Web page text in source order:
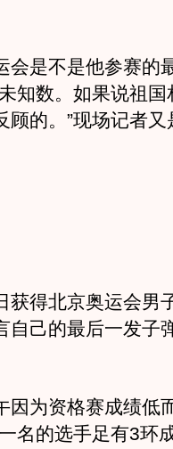
是不是他参赛的
知数。如果说祖
顾的。”现场记者
得北京奥运会男
自己的最后一发子
为资格赛成绩低
名的选手足有3环